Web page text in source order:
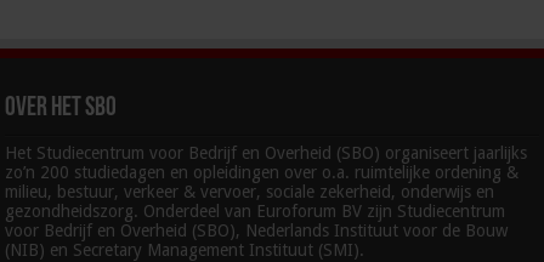
Over het SBO
Het Studiecentrum voor Bedrijf en Overheid (SBO) organiseert jaarlijks
zo’n 200 studiedagen en opleidingen over o.a. ruimtelijke ordening &
milieu, bestuur, verkeer & vervoer, sociale zekerheid, onderwijs en
gezondheidszorg. Onderdeel van Euroforum BV zijn Studiecentrum
voor Bedrijf en Overheid (SBO), Nederlands Instituut voor de Bouw
(NIB) en Secretary Management Instituut (SMI).